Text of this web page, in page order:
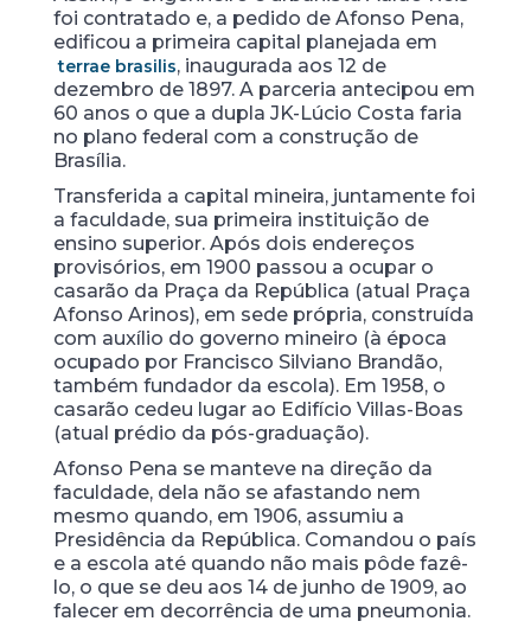
foi contratado e, a pedido de Afonso Pena,
edificou a primeira capital planejada em
terrae brasilis, inaugurada aos 12 de
dezembro de 1897. A parceria antecipou em
60 anos o que a dupla JK-Lúcio Costa faria
no plano federal com a construção de
Brasília.
Transferida a capital mineira, juntamente foi
a faculdade, sua primeira instituição de
ensino superior. Após dois endereços
provisórios, em 1900 passou a ocupar o
casarão da Praça da República (atual Praça
Afonso Arinos), em sede própria, construída
com auxílio do governo mineiro (à época
ocupado por Francisco Silviano Brandão,
também fundador da escola). Em 1958, o
casarão cedeu lugar ao Edifício Villas-Boas
(atual prédio da pós-graduação).
Afonso Pena se manteve na direção da
faculdade, dela não se afastando nem
mesmo quando, em 1906, assumiu a
Presidência da República. Comandou o país
e a escola até quando não mais pôde fazê-
lo, o que se deu aos 14 de junho de 1909, ao
falecer em decorrência de uma pneumonia.